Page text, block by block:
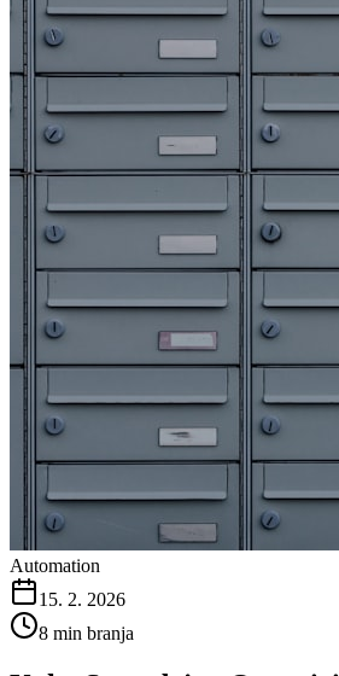
Automation
15. 2. 2026
8 min branja